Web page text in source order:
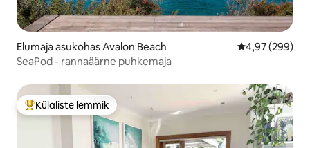
Elumaja asukohas Avalon Beach Keskmine
4,97 (299)
SeaPod - rannaäärne puhkemaja
Külaliste suur lemmik
Külaliste lemmik